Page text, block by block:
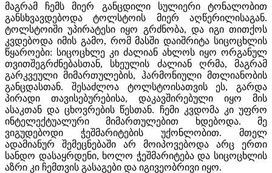
მაგრამ ჩემს მიერ განცდილი სულიერი ტონალობით
განსხვავდებოდა ტოლსტოის მიერ აღწერილისაგან.
ტოლსტოიში უპირატესი იყო გრძნობა, და იგი თითქოს
კვდებოდა იმის გამო, რომ მასში დაიშრიტა სიცოცხლის
წყაროები: სიცოცხლე კი ძალიან ახლოს იყო ორგანულ
თვითშეგრძნებასთან, სხეულის ძალიან ღრმა, მაგრამ
გარკვეული მიმართულების, ჰარმონიული მთლიანობის
განცდასთან. შესაძლოა ტოლსტოისათვის ეს, გარდა
პირადი თავისებურებისა, დაკავშირებული იყო მის
ასაკთან და ცხოვრების წესთან. ჩემი კვდომა კი უფრო
ინტელექტუალური მიმართულებით ხდებოდა. მე
ვიგუდებოდი ჭეშმარიტების უქონლობით. მთელ
ადამიანურ შემეცნებაში არ მოიპოვებოდა არც ერთი
სანდო დასაყრდენი, ხოლო ჭეშმარიტება და სიცოცხლის
აზრი კი ჩემთვის გასაგები და იგივეობრივი იყო.